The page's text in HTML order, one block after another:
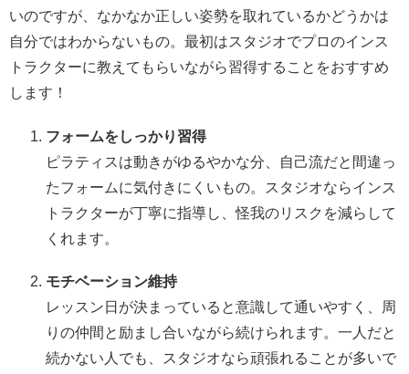
いのですが、なかなか正しい姿勢を取れているかどうかは
自分ではわからないもの。最初はスタジオでプロのインス
トラクターに教えてもらいながら習得することをおすすめ
します！
フォームをしっかり習得
ピラティスは動きがゆるやかな分、自己流だと間違っ
たフォームに気付きにくいもの。スタジオならインス
トラクターが丁寧に指導し、怪我のリスクを減らして
くれます。
モチベーション維持
レッスン日が決まっていると意識して通いやすく、周
りの仲間と励まし合いながら続けられます。一人だと
続かない人でも、スタジオなら頑張れることが多いで